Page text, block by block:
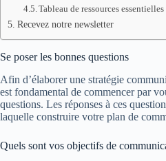
Tableau de ressources essentielles
Recevez notre newsletter
Se poser les bonnes questions
Afin d’élaborer une stratégie
est fondamental de commencer par
questions. Les réponses à ces
laquelle construire votre plan de
Quels sont vos objectifs de